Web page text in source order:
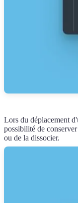
Lors du déplacement
possibilité de
ou de la dissocier.